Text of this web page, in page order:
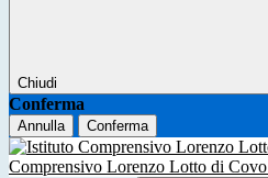
Chiudi
Conferma
Annulla Conferma
Comprensivo Lorenzo Lotto di Covo